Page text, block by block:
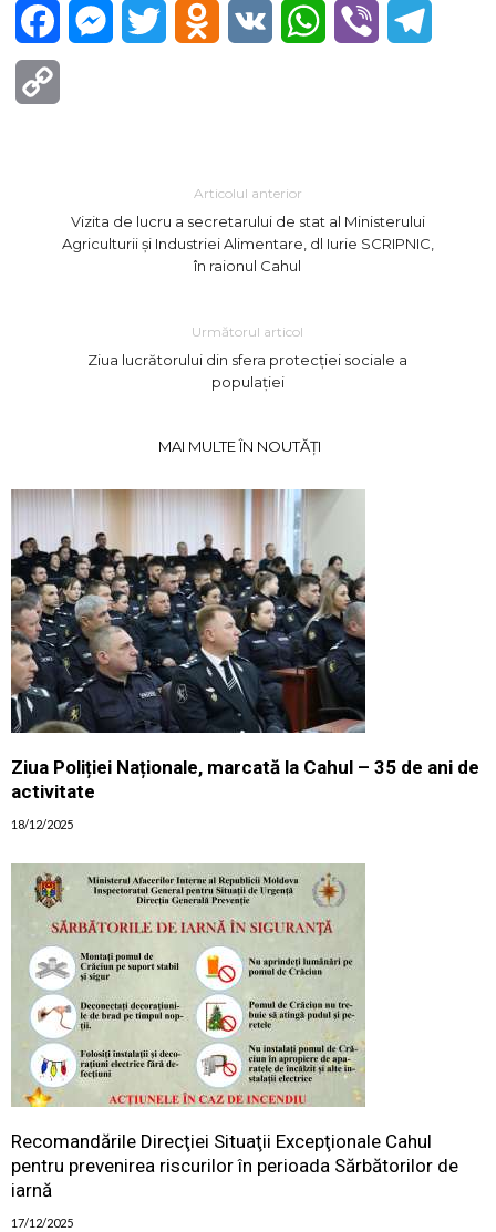
FacebookMessenger
Twitter Odnoklassniki
VK WhatsApp
Viber
Articolul anterior
Vizita de lucru a secretarului de stat al Ministerului
Agriculturii și Industriei Alimentare, dl Iurie SCRIPNIC,
în raionul Cahul
Următorul articol
Ziua lucrătorului din sfera protecției sociale a
populației
MAI MULTE ÎN NOUTĂȚI
Ziua Poliției Naționale, marcată la Cahul – 35 de ani de
activitate
18/12/2025
Recomandările Direcţiei Situaţii Excepţionale Cahul
pentru prevenirea riscurilor în perioada Sărbătorilor de
iarnă
17/12/2025